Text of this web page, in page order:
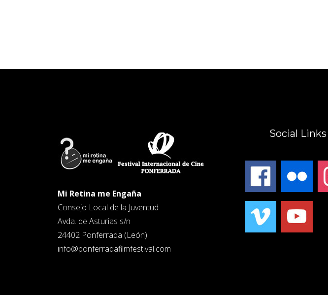
Mi Retina me Engaña
Consejo Local de la Juventud
Avda. de Asturias s/n
24402 Ponferrada (León)
info@ponferradafilmfestival.com
Social Links